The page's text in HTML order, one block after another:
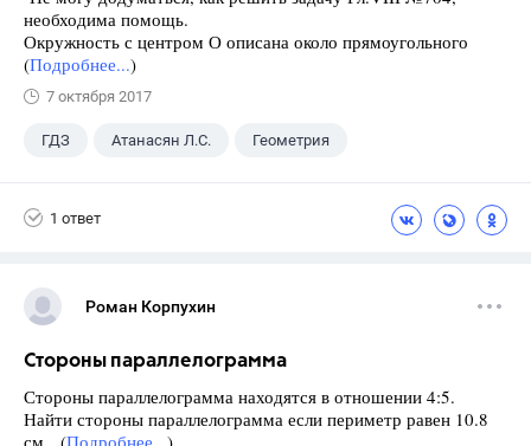
необходима помощь.
Окружность с центром О описана около прямоугольного
(Подробнее...)
7 октября 2017
ГДЗ Атанасян Л.С. Геометрия
1 ответ
Роман Корпухин
Стороны параллелограмма
Стороны параллелограмма находятся в отношении 4:5.
Найти стороны параллелограмма если периметр равен 10.8